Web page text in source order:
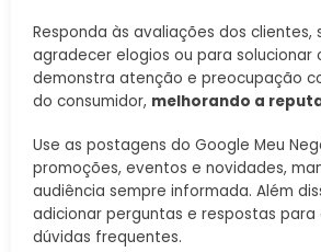
Responda às avaliações dos clientes,
agradecer elogios ou para solucionar
demonstra atenção e preocupação
do consumidor, melhorando a
Use as postagens do Google Meu
promoções, eventos e novidades,
audiência sempre informada. Além
adicionar perguntas e respostas para
dúvidas frequentes.